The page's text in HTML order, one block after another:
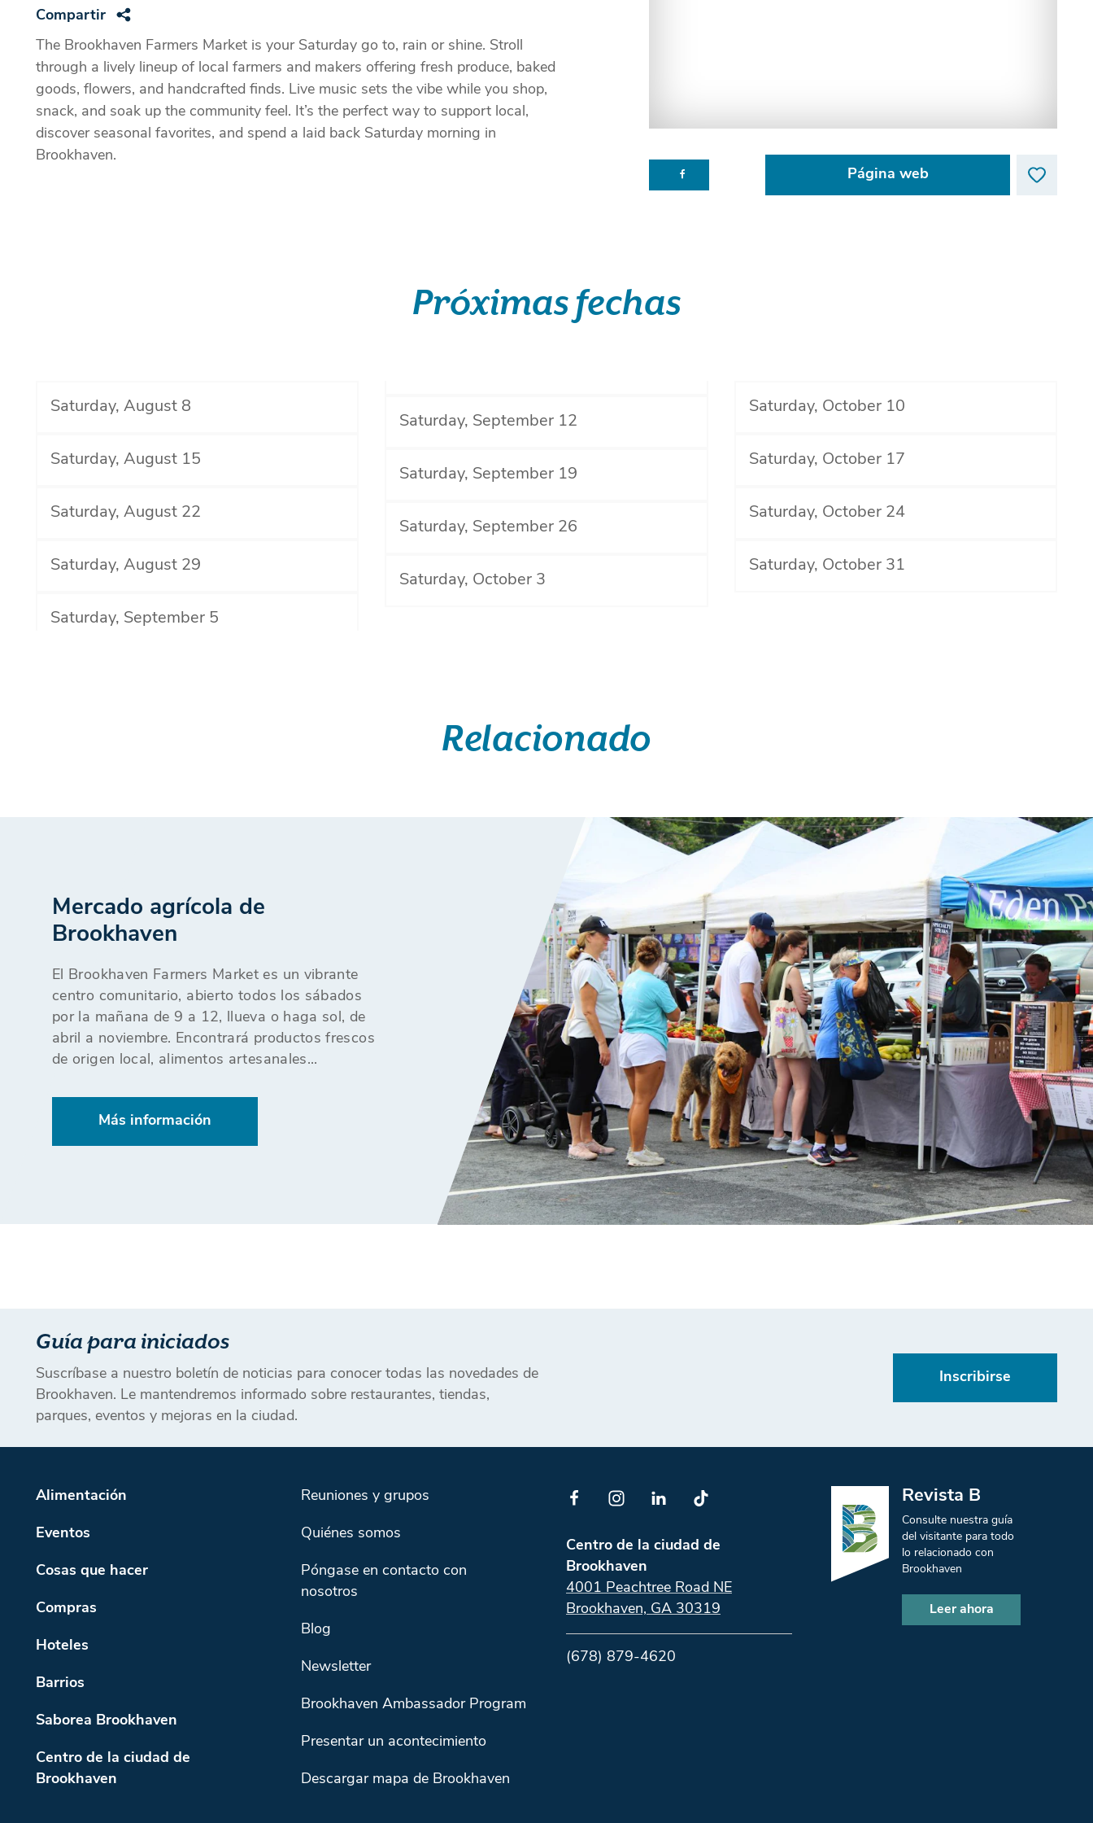
Compartir
The Brookhaven Farmers Market is your Saturday go to, rain or shine. Stroll
through a lively lineup of local farmers and makers offering fresh produce, baked
goods, flowers, and handcrafted finds. Live music sets the vibe while you shop,
snack, and soak up the community feel. It’s the perfect way to support local,
discover seasonal favorites, and spend a laid back Saturday morning in
Brookhaven.
Página web
Próximas fechas
Saturday, August 8
Saturday, August 15
Saturday, August 22
Saturday, August 29
Saturday, September 5
Saturday, September 12
Saturday, September 19
Saturday, September 26
Saturday, October 3
Saturday, October 10
Saturday, October 17
Saturday, October 24
Saturday, October 31
Relacionado
Mercado agrícola de
Brookhaven
El Brookhaven Farmers Market es un vibrante
centro comunitario, abierto todos los sábados
por la mañana de 9 a 12, llueva o haga sol, de
abril a noviembre. Encontrará productos frescos
de origen local, alimentos artesanales...
Más información
Guía para iniciados
Suscríbase a nuestro boletín de noticias para conocer todas las novedades de
Brookhaven. Le mantendremos informado sobre restaurantes, tiendas,
parques, eventos y mejoras en la ciudad.
Inscribirse
Alimentación
Eventos
Cosas que hacer
Compras
Hoteles
Barrios
Saborea Brookhaven
Centro de la ciudad de
Brookhaven
Reuniones y grupos
Quiénes somos
Póngase en contacto con
nosotros
Blog
Newsletter
Brookhaven Ambassador Program
Presentar un acontecimiento
Descargar mapa de Brookhaven
Centro de la ciudad de
Brookhaven
4001 Peachtree Road NE
Brookhaven, GA 30319
(678) 879-4620
Revista B
Consulte nuestra guía
del visitante para todo
lo relacionado con
Brookhaven
Leer ahora